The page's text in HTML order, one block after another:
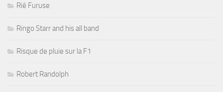
Rié Furuse
Ringo Starr and his all band
Risque de pluie sur la F1
Robert Randolph